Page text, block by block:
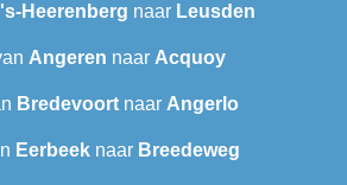
's-Heerenberg naar Leusden
Angeren naar Acquoy
Bredevoortnaar Angerlo
Eerbeeknaar Breedeweg